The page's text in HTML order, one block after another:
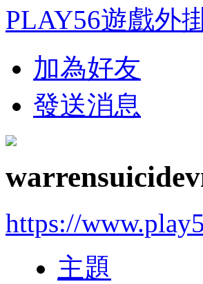
PLAY56遊戲外
加為好友
發送消息
https://
主題